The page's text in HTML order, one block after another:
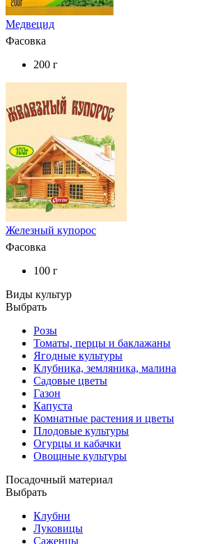
Медвецид
Фасовка
200 г
Железный купорос
Фасовка
100 г
Виды культур
Выбрать
Розы
Томаты, перцы и баклажаны
Ягодные культуры
Клубника, земляника, малина
Садовые цветы
Газон
Капуста
Комнатные растения и цветы
Плодовые культуры
Огурцы и кабачки
Овощные культуры
Посадочный материал
Выбрать
Клубни
Луковицы
Саженцы